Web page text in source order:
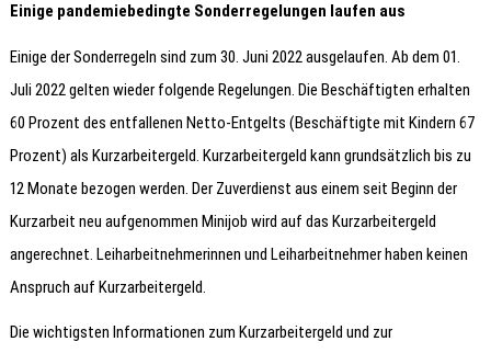
Einige pandemiebedingte Sonderregelungen laufen aus
Einige der Sonderregeln sind zum 30. Juni 2022 ausgelaufen. Ab dem 01.
Juli 2022 gelten wieder folgende Regelungen. Die Beschäftigten erhalten
60 Prozent des entfallenen Netto-Entgelts (Beschäftigte mit Kindern 67
Prozent) als Kurzarbeitergeld. Kurzarbeitergeld kann grundsätzlich bis zu
12 Monate bezogen werden. Der Zuverdienst aus einem seit Beginn der
Kurzarbeit neu aufgenommen Minijob wird auf das Kurzarbeitergeld
angerechnet. Leiharbeitnehmerinnen und Leiharbeitnehmer haben keinen
Anspruch auf Kurzarbeitergeld.
Die wichtigsten Informationen zum Kurzarbeitergeld und zur